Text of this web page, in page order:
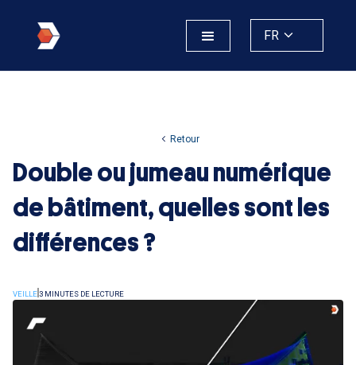
FR
Retour
Double ou jumeau numérique
de bâtiment, quelles sont les
différences ?
VEILLE3 MINUTES DE LECTURE